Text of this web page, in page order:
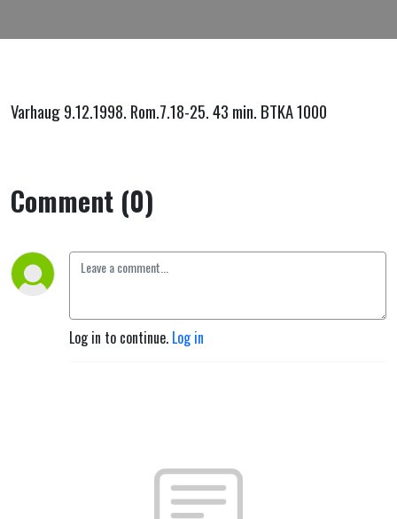
Adam "
Varhaug 9.12.1998. Rom.7.18-25. 43 min. BTKA 1000
Comment (0)
Log in to continue. Log in